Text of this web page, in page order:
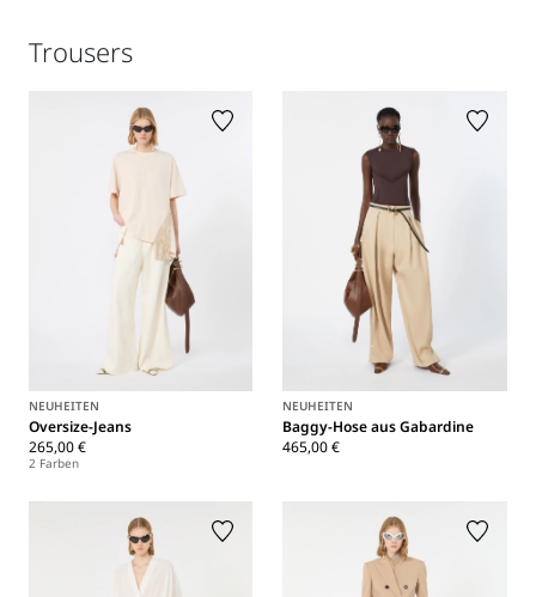
Trousers
NEUHEITEN
Oversize-Jeans
265,00 €
2 Farben
NEUHEITEN
Baggy-Hose aus Gabardine
465,00 €